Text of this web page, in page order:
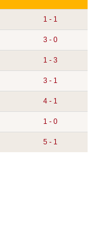
1 - 1
3 - 0
1 - 3
3 - 1
4 - 1
1 - 0
5 - 1